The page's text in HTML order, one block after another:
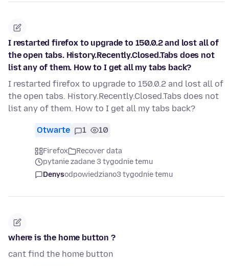
I restarted firefox to upgrade to 150.0.2 and lost all of
the open tabs. History.Recently.Closed.Tabs does not
list any of them. How to I get all my tabs back?
I restarted firefox to upgrade to 150.0.2 and lost all of
the open tabs. History.Recently.Closed.Tabs does not
list any of them. How to I get all my tabs back?
Otwarte 1 10
Firefox
Recover data
pytanie zadane 3 tygodnie temu
Denysodpowiedziano3 tygodnie temu
where is the home button ?
cant find the home button